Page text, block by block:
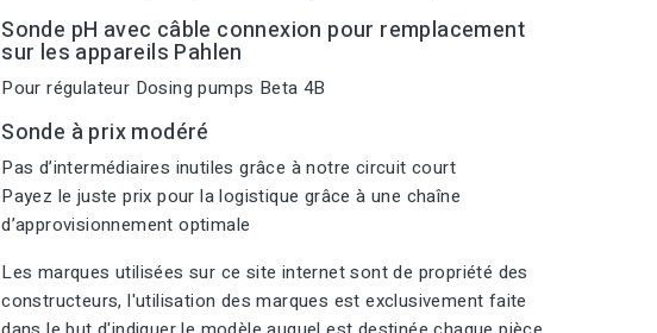
Sonde pH avec câble connexion pour remplacement
sur les appareils Pahlen
Pour régulateur Dosing pumps Beta 4B
Sonde à prix modéré
Pas d’intermédiaires inutiles grâce à notre circuit court
Payez le juste prix pour la logistique grâce à une chaîne
d’approvisionnement optimale
Les marques utilisées sur ce site internet sont de propriété des
constructeurs, l'utilisation des marques est exclusivement faite